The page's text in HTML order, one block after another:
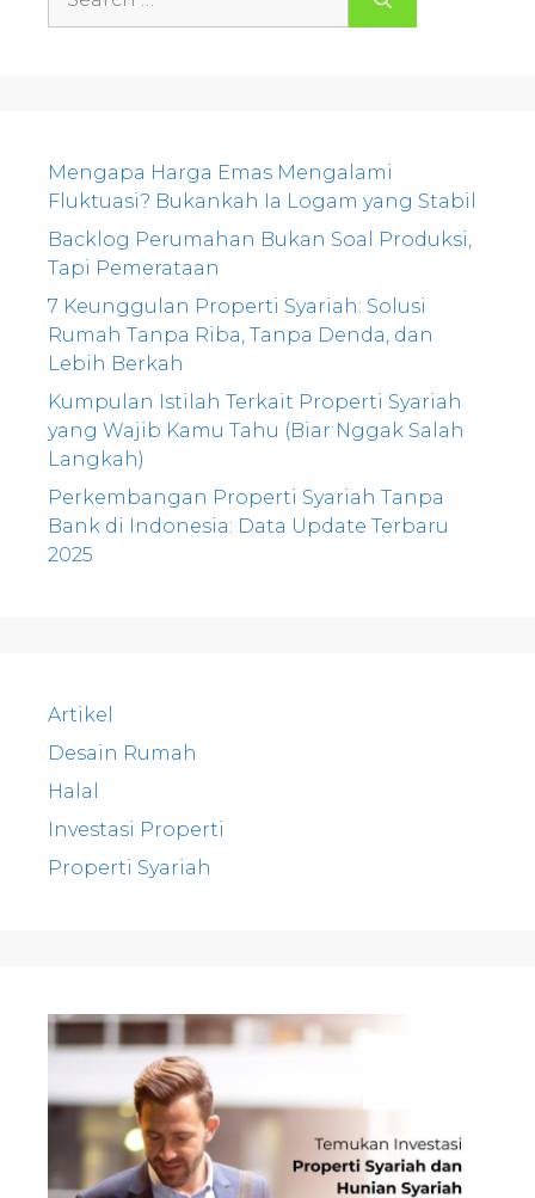
for:
Mengapa Harga Emas Mengalami
Fluktuasi? Bukankah Ia Logam yang Stabil
Backlog Perumahan Bukan Soal Produksi,
Tapi Pemerataan
7 Keunggulan Properti Syariah: Solusi
Rumah Tanpa Riba, Tanpa Denda, dan
Lebih Berkah
Kumpulan Istilah Terkait Properti Syariah
yang Wajib Kamu Tahu (Biar Nggak Salah
Langkah)
Perkembangan Properti Syariah Tanpa
Bank di Indonesia: Data Update Terbaru
2025
Artikel
Desain Rumah
Halal
Investasi Properti
Properti Syariah